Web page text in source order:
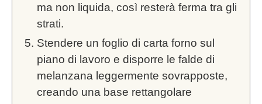
ma non liquida, così resterà ferma tra gli
strati.
Stendere un foglio di carta forno sul
piano di lavoro e disporre le falde di
melanzana leggermente sovrapposte,
creando una base rettangolare